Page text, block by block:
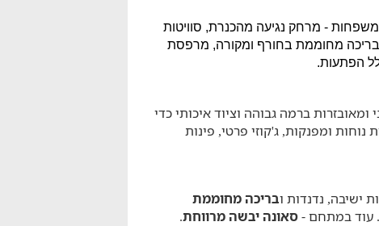
- מרחק נגיעה מהכנרת, סוויטות
מחוממת בחורף ומקורה, מרפסת
הפתעות.
ומאובזרות ברמה גבוהה וציוד איכותי כדי
ומפנקות, ג'קוזי פרטי, פינות
ישיבה, נדנדות ובריכה מחוממת
עוד במתחם -סאונה יבשה מרווחת.